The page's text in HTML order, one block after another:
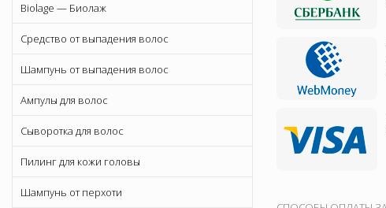
Biolage — Биолаж
Средство от выпадения волос
Шампунь от выпадения волос
Ампулы для волос
Сыворотка для волос
Пилинг для кожи головы
Шампунь от перхоти